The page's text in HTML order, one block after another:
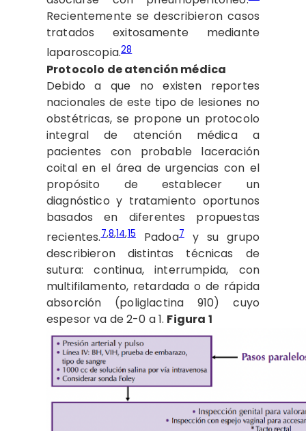
Recientemente se describieron casos
tratados exitosamente mediante
laparoscopia.28
Protocolo de atención médica
Debido a que no existen reportes
nacionales de este tipo de lesiones no
obstétricas, se propone un protocolo
integral de atención médica a
pacientes con probable laceración
coital en el área de urgencias con el
propósito de establecer un
diagnóstico y tratamiento oportunos
basados en diferentes propuestas
recientes.7,8,14,15Padoa7y su grupo
describieron distintas técnicas de
sutura: continua, interrumpida, con
multifilamento, retardada o de rápida
absorción (poliglactina 910) cuyo
espesor va de 2-0 a 1. Figura 1